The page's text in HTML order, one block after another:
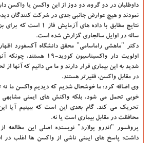
داوطلبان در دو گروه، دو دوز از این واکسن یا واکسن
نمودند و هیچ عوارض جانبی جدی در شرکت کنندگان
ساله در اوایل سالجاری گزارش شده است.
دکتر "ماهشی راماسامی" محقق دانشگاه آکسفورد
اولویت دار واکسیناسیون
شدید به این بیماری قرار دارند و ما می دانیم که آنها از
در مقابل واکسن، فقیرتر هستند.
وی اضافه کرد: ما خوشحال شدیم که دیدیم واکسن ما نه
خوبی تحمل می شود، بلکه واکنش های ایمنی مشابهی
تحریک می کند. گام بعدی این است که ببینیم آیا
محافظت در مقابل بیماری است یا نه.
پروفسور "اندرو پولارد" نویسنده اصلی این مطالعه
داشت: پاسخ های ایمنی ناشی از واکسن ها اغلب در